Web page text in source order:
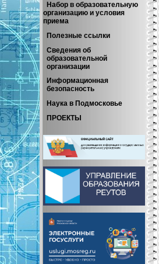
Набор в образовательную
организацию и условия
приема
Полезные ссылки
Сведения об
образовательной
организации
Информационная
безопасность
Наука в Подмосковье
ПРОЕКТЫ